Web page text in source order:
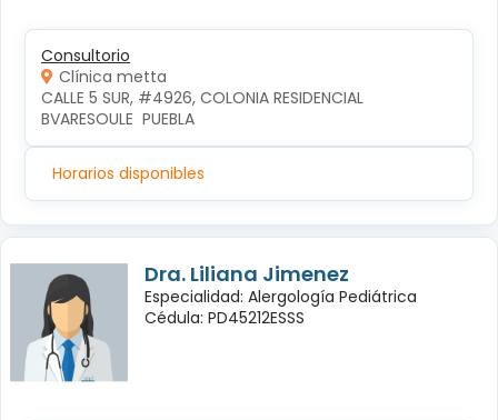
Consultorio
Clínica metta
CALLE 5 SUR, #4926, COLONIA RESIDENCIAL
BVARESOULE  PUEBLA
Horarios disponibles
Dra. Liliana Jimenez
Especialidad: Alergología Pediátrica
Cédula: PD45212ESSS